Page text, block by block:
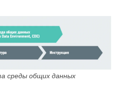
среды общих данных
стоимости проекта;
процедур экспертизы за
замечаний по проекту;
документации;
степень визуализации проекта;